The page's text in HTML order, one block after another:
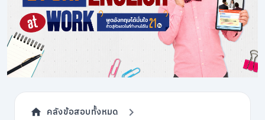
คลังข้อสอบทั้งหมด